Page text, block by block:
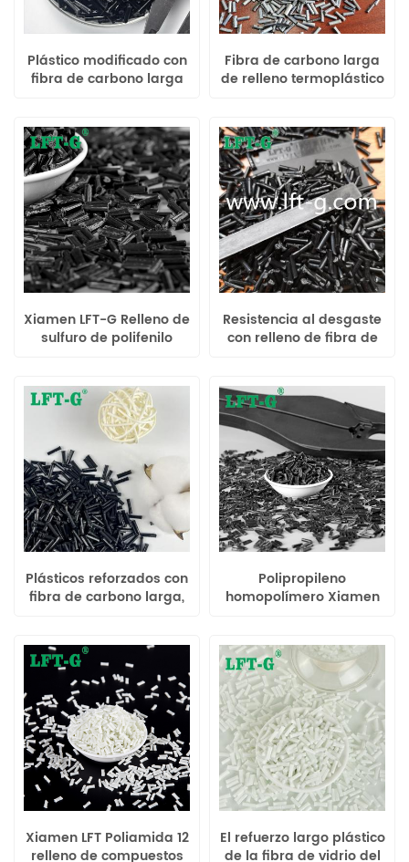
Plástico modificado con
fibra de carbono larga
resistencia y rigidez
Fibra de carbono larga
de relleno termoplástico
PEEK para automóviles
Xiamen LFT-G Relleno de
sulfuro de polifenilo
Resistencia al desgaste
con relleno de fibra de
LFT-G para autopartes
Plásticos reforzados con
fibra de carbono larga,
Polipropileno
homopolímero Xiamen
larga mejor resistencia
a la fluencia
Xiamen LFT Poliamida 12
relleno de compuestos
El refuerzo largo plástico
de la fibra de vidrio del